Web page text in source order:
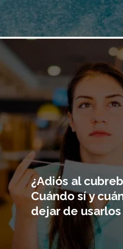
Imagen
principal
¿Adiós al
Cuándo sí y
dejar de usarlos